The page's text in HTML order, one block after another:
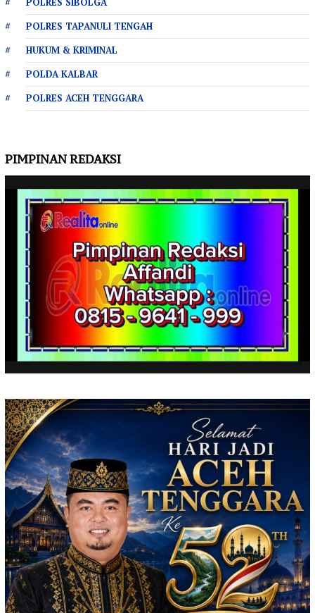
POLRES TAPANULI TENGAH
HUKUM & KRIMINAL
POLDA KALBAR
POLRES ACEH TENGGARA
PIMPINAN REDAKSI